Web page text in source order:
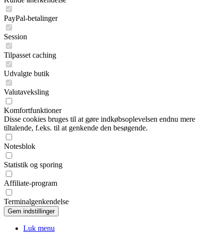
PayPal-betalinger
Session
Tilpasset caching
Udvalgte butik
Valutaveksling
Komfortfunktioner
Disse cookies bruges til at gøre indkøbsoplevelsen endnu mere
tiltalende, f.eks. til at genkende den besøgende.
Notesblok
Statistik og sporing
Affiliate-program
Terminalgenkendelse
Luk menu